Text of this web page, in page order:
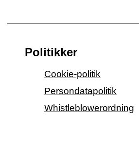
Politikker
Cookie-politik
Persondatapolitik
Whistleblowerordning